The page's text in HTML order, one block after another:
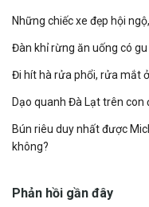
Những chiếc xe đẹp hội
Đàn khỉ rừng ăn uống có gu
Đi hít hà rửa phổi, rửa mắt ở
Dạo quanh Đà Lạt trên con
Bún riêu duy nhất được
không?
Phản hồi gần đây